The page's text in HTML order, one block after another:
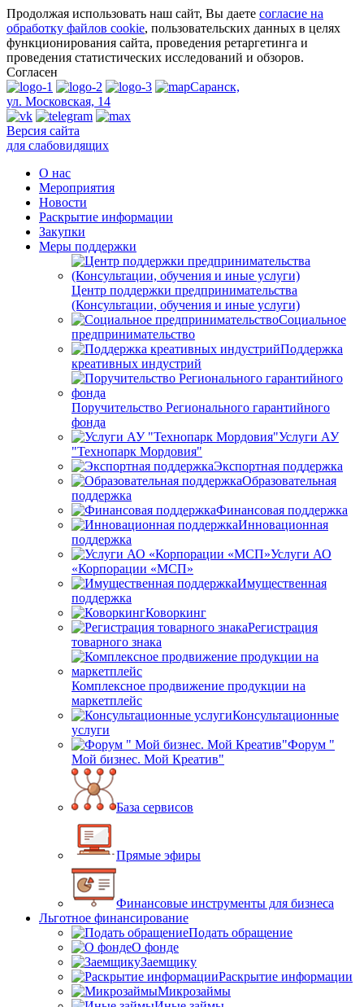
Продолжая использовать наш сайт, Вы даете согласие на
обработку файлов cookie, пользовательских данных в целях
функционирования сайта, проведения ретаргетинга и
проведения статистических исследований и обзоров.
Согласен
Саранск,
ул. Московская, 14
Версия сайта
для слабовидящих
О нас
Мероприятия
Новости
Раскрытие информации
Закупки
Меры поддержки
Центр поддержки предпринимательства
(Консультации, обучения и иные услуги)
Социальное
предпринимательство
Поддержка
креативных индустрий
Поручительство Регионального гарантийного
фонда
Услуги АУ
"Технопарк Мордовия"
Экспортная поддержка
Образовательная
поддержка
Финансовая поддержка
Инновационная
поддержка
Услуги АО
«Корпорации «МСП»
Имущественная
поддержка
Коворкинг
Регистрация
товарного знака
Комплексное продвижение продукции на
маркетплейс
Консультационные
услуги
Форум "
Мой бизнес. Мой Креатив"
База сервисов
Прямые эфиры
Финансовые инструменты для бизнеса
Льготное финансирование
Подать обращение
О фонде
Заемщику
Раскрытие информации
Микрозаймы